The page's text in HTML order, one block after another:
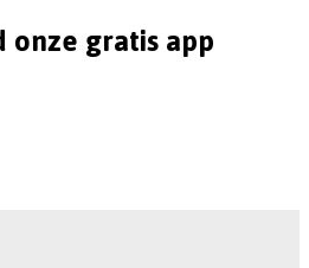
onze gratis app